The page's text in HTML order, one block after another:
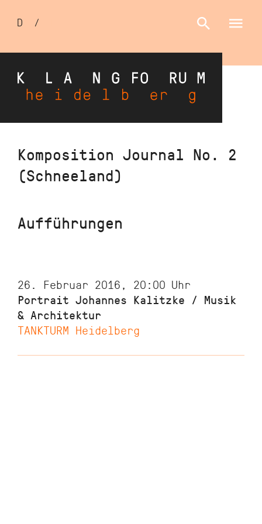
Direkt
Inhalt
Sprachumschalter
D /
Komposition Journal No. 2
(Schneeland)
Aufführungen
26. Februar 2016, 20:00 Uhr
Portrait Johannes Kalitzke / Musik
& Architektur
TANKTURM Heidelberg